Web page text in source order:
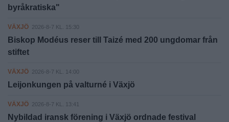
byråkratiska"
VÄXJÖ 2026-8-7 KL. 15:30
Biskop Modéus reser till Taizé med 200 ungdomar från
stiftet
VÄXJÖ 2026-8-7 KL. 14:00
Leijonkungen på valturné i Växjö
VÄXJÖ 2026-8-7 KL. 13:41
Nybildad iransk förening i Växjö ordnade festival